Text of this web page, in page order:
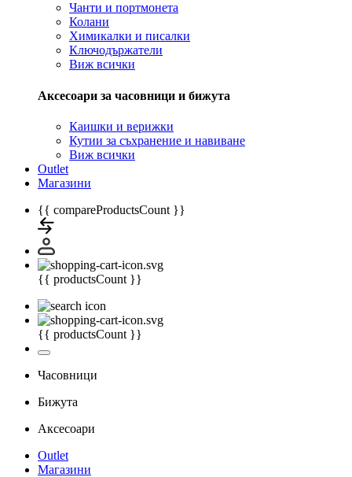
Чанти и портмонета
Колани
Химикалки и писалки
Ключодържатели
Виж всички
Аксесоари за часовници и бижута
Каишки и верижки
Кутии за съхранение и навиване
Виж всички
Outlet
Магазини
{{ compareProductsCount }}
{{ productsCount }}
{{ productsCount }}
Часовници
Бижута
Аксесоари
Outlet
Магазини